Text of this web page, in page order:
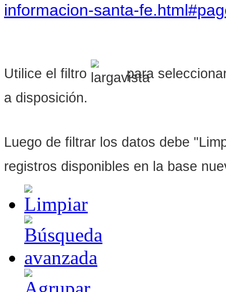
informacion-santa-
Utilice el filtro
para
a disposición.
Luego de filtrar los datos debe
registros disponibles en la base